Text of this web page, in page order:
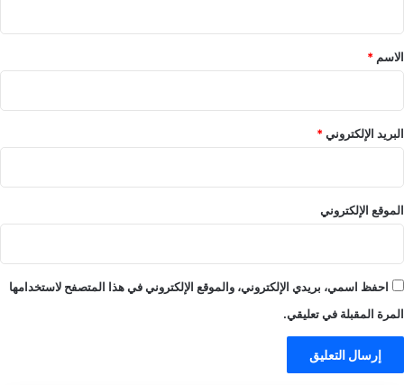
*
الاسم *
البريد الإلكتروني*
الموقع الإلكتروني
احفظ اسمي، بريدي الإلكتروني، والموقع الإلكتروني في هذا المتصفح لاستخدامها
المرة المقبلة في تعليقي.